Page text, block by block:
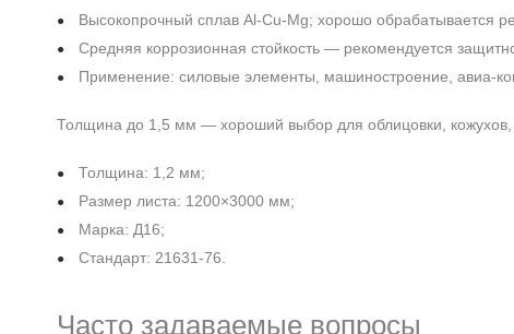
Высокопрочный сплав Al‑Cu‑Mg; хорошо обрабатывается
Средняя коррозионная стойкость — рекомендуется
Применение: силовые элементы, машиностроение,
Толщина до 1,5 мм — хороший выбор для облицовки, кожухов,
Толщина: 1,2 мм;
Размер листа: 1200×3000 мм;
Марка: Д16;
Стандарт: 21631-76.
Часто задаваемые вопросы